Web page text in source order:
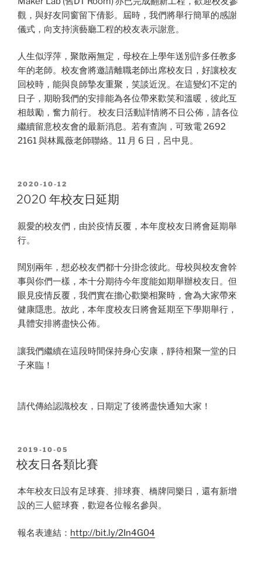
觀，與好友同窗留下倩影。屆時，我們將舉行簡單的感謝
儀式，向支持演藝廳工程的校友表示謝意。
人生似浮萍，聚散兩無定，母校在上學年送別許多任教多
年的老師。校友會將邀請離職老師出席校友日，好讓校友
回校時，能與良師摯友重聚，笑談近況。在這變幻不定的
日子，期盼我們的安排能為各位帶來歡笑和溫暖，彼此互
相鼓勵，奮力前行。 校友日活動詳情將不日公佈，請各位
繼續留意校友會的最新消息。若有查詢，可致電 2692
2161 與林鳳薇老師聯絡。11 月 6 日，呂中見。
POSTED
ON
2020-10-12
2020 年校友日延期
親愛的校友們，由於疫情反覆，本年度校友日將會延期舉
行。
闊別兩年，想必校友們都十分掛念彼此。母校與校友會幹
事與你們一樣，本十分期待今年度能如期舉辦校友日。但
眼見疫情反覆，我們實在擔心歡樂相聚時，會為大家帶來
健康隱患。故此，本年度校友日將會延期至下學期舉行，
具體安排將盡快公佈。
讓我們繼續在這段時間保持身心安康，靜待相聚一堂的日
子來臨！
請代傳給認識校友，日期定了後將盡快通知大家！
POSTED
ON
2019-10-05
校友日各類比賽
本年校友日設有足球賽、排球賽、橋牌同樂日，還有新增
設的三人籃球賽，歡迎各位報名參與。
報名表連結： http://bit.ly/2In4G04